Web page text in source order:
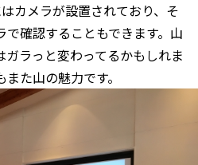
カメラが設置されており、そ
確認することもできます。山
ラっと変わってるかもしれま
た山の魅力です。